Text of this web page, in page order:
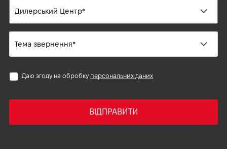
Даю згоду на обробку персональних даних
ВІДПРАВИТИ